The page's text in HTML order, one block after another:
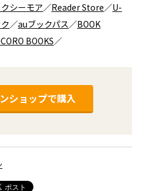
シーモア／Reader Store／U-
／auブックパス ／BOOK
BOOKS／
ショップで購入